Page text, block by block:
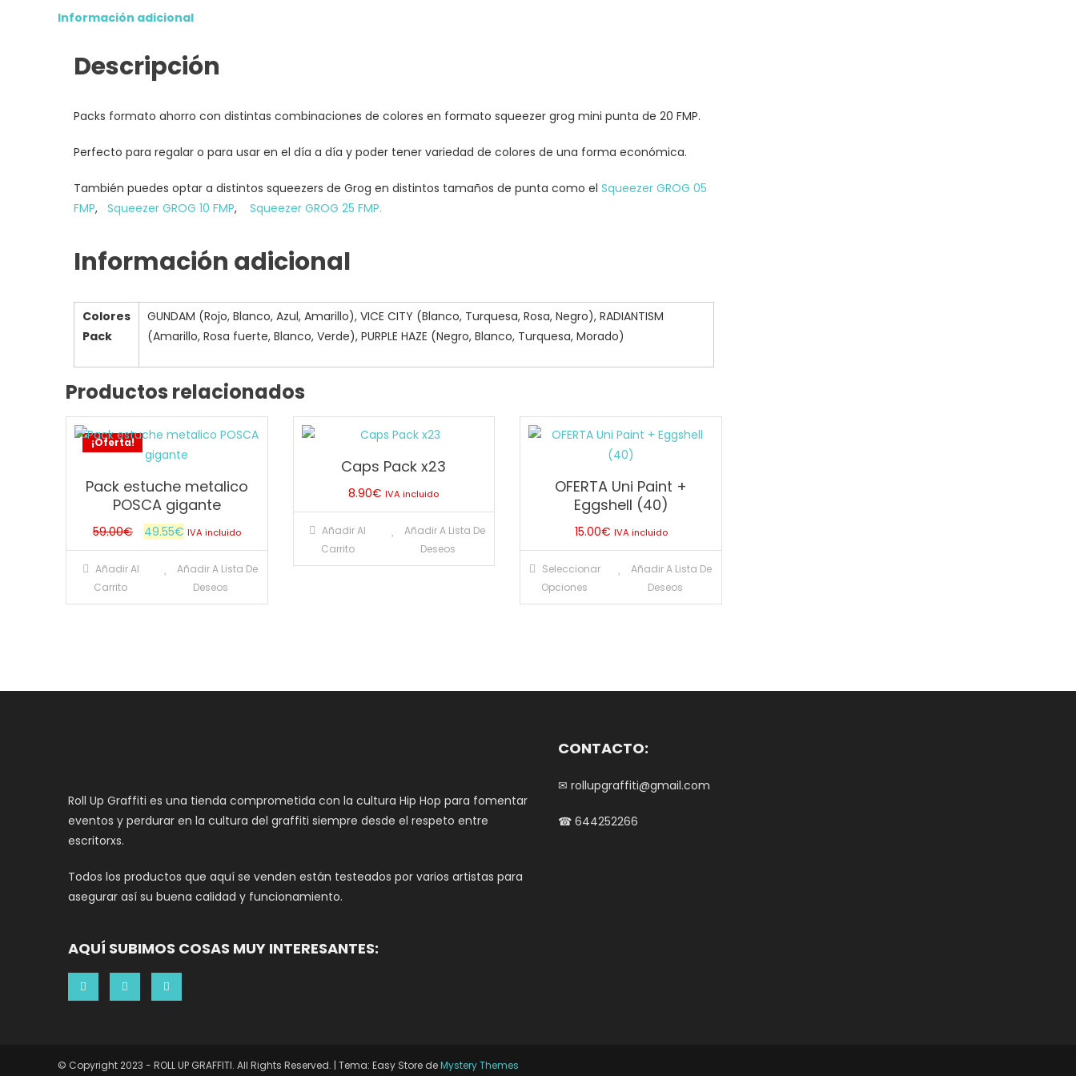
Información adicional
Descripción
Packs formato ahorro con distintas combinaciones de colores en formato squeezer grog mini punta de 20 FMP.
Perfecto para regalar o para usar en el día a día y poder tener variedad de colores de una forma económica.
También puedes optar a distintos squeezers de Grog en distintos tamaños de punta como el Squeezer GROG 05
FMP, Squeezer GROG 10 FMP, Squeezer GROG 25 FMP.
Información adicional
Colores
Pack
GUNDAM (Rojo, Blanco, Azul, Amarillo), VICE CITY (Blanco, Turquesa, Rosa, Negro), RADIANTISM
(Amarillo, Rosa fuerte, Blanco, Verde), PURPLE HAZE (Negro, Blanco, Turquesa, Morado)
Productos relacionados
¡Oferta!
Pack estuche metalico
POSCA gigante
59.00€
El
precio
original
49.55€El
precio
actual
es:
IVA incluido
Añadir Al
Carrito
Añadir A Lista De
Deseos
Caps Pack x23
8.90€ IVA incluido
Añadir Al
Carrito
Añadir A Lista De
Deseos
OFERTA Uni Paint +
Eggshell (40)
15.00€ IVA incluido
Seleccionar
Opciones
tiene
la
Añadir A Lista De
Deseos
Roll Up Graffiti es una tienda comprometida con la cultura Hip Hop para fomentar
eventos y perdurar en la cultura del graffiti siempre desde el respeto entre
escritorxs.
Todos los productos que aquí se venden están testeados por varios artistas para
asegurar así su buena calidad y funcionamiento.
AQUÍ SUBIMOS COSAS MUY INTERESANTES:
CONTACTO:
✉ rollupgraffiti@gmail.com
☎ 644252266
© Copyright 2023 - ROLL UP GRAFFITI. All Rights Reserved. | Tema: Easy Store deMystery Themes